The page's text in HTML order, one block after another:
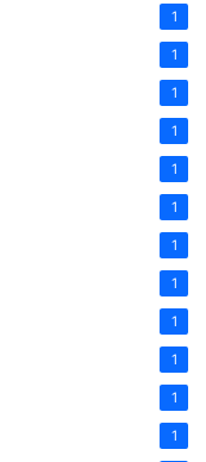
1
1
1
1
1
1
1
1
1
1
1
1